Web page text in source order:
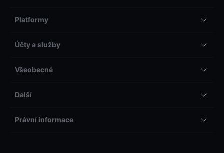
Platformy
Účty a služby
Všeobecné
Další
Právní informace